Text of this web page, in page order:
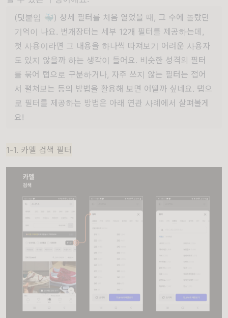
(덧붙임 🐳) 상세 필터를 처음 열었을 때, 그 수에 놀랐던
기억이 나요. 번개장터는 세부 12개 필터를 제공하는데,
첫 사용이라면 그 내용을 하나씩 따져보기 어려운 사용자
도 있지 않을까 하는 생각이 들어요. 비슷한 성격의 필터
를 묶어 탭으로 구분하거나, 자주 쓰지 않는 필터는 접어
서 펼쳐보는 등의 방법을 활용해 보면 어떨까 싶네요. 탭으
로 필터를 제공하는 방법은 아래 연관 사례에서 살펴볼게
요!
1-1. 카멜 검색 필터